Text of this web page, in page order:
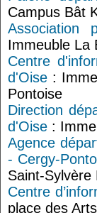
Campus Bât
Association
Immeuble La
Centre
d'Oise :
Pontoise
Direction
d'Oise :
Agence
- Cergy-
Saint-Sylvère
Centre
place des